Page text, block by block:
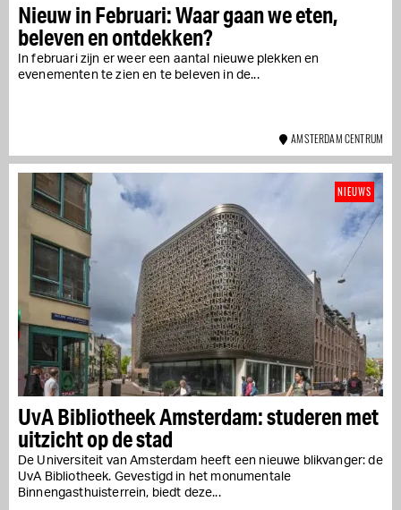
Nieuw in Februari: Waar gaan we eten,
beleven en ontdekken?
In februari zijn er weer een aantal nieuwe plekken en
evenementen te zien en te beleven in de...
AMSTERDAM CENTRUM
UvA Bibliotheek Amsterdam: studeren met
uitzicht op de stad
De Universiteit van Amsterdam heeft een nieuwe blikvanger: de
UvA Bibliotheek. Gevestigd in het monumentale
Binnengasthuisterrein, biedt deze...
NIEUWS